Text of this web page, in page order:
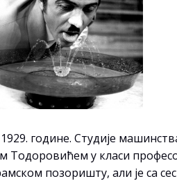
године. Студије
у класи
позоришту, али је